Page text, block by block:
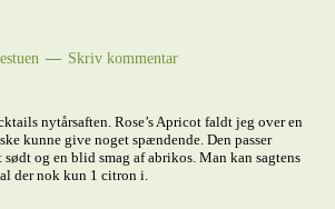
Skriv kommentar
nytårsaften. Rose’s Apricot faldt jeg over en
kunne give noget spændende. Den passer
og en blid smag af abrikos. Man kan sagtens
der nok kun 1 citron i.